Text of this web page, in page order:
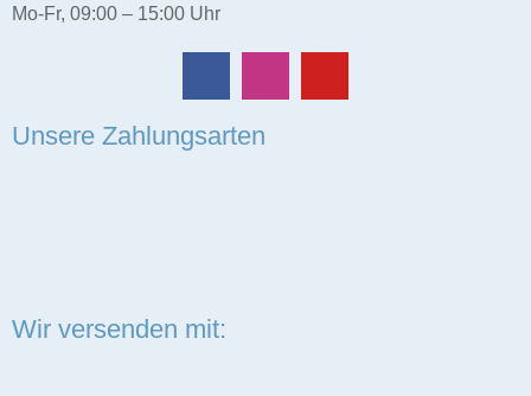
Mo-Fr, 09:00 – 15:00 Uhr
Unsere Zahlungsarten
Wir versenden mit: